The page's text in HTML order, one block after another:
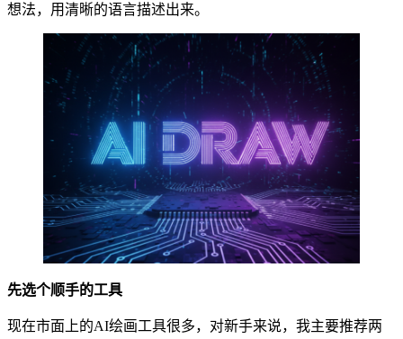
想法，用清晰的语言描述出来。
先选个顺手的工具
现在市面上的AI绘画工具很多，对新手来说，我主要推荐两